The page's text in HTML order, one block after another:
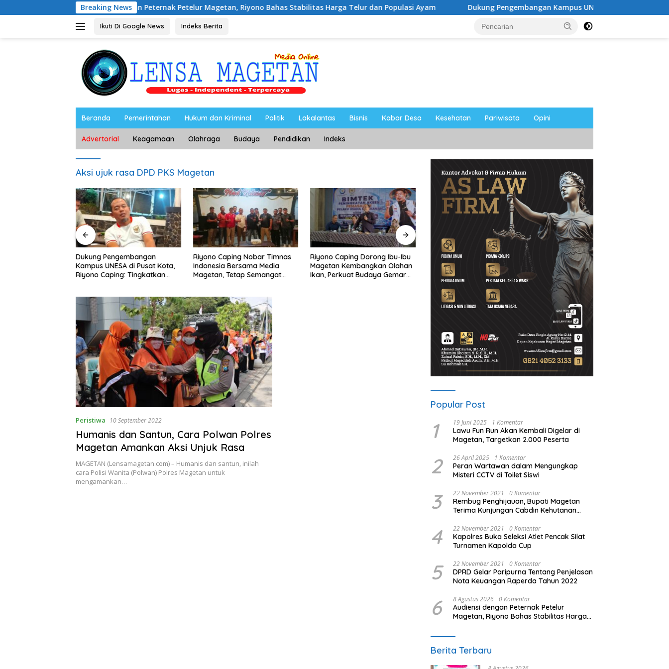
ke
Breaking News
Audiensi dengan Peternak Petelur Magetan, Riyono Bahas Stabilitas Harga Telur dan Populasi Ayam Dukung Pengembangan Kampus UNESA di Pusat Kota, Riyono Caping:
Ikuti Di Google News Indeks Berita
Beranda Pemerintahan Hukum dan Kriminal Politik Lakalantas Bisnis Kabar Desa Kesehatan Pariwisata Opini
Advertorial Keagamaan Olahraga Budaya Pendidikan Indeks
Aksi ujuk rasa DPD PKS Magetan
Dukung Pengembangan
Kampus UNESA di Pusat Kota,
Riyono Caping: Tingkatkan
Riyono Caping Nobar Timnas
Indonesia Bersama Media
Magetan, Tetap Semangat
Riyono Caping Dorong Ibu-Ibu
Magetan Kembangkan Olahan
Ikan, Perkuat Budaya Gemar
Ahmad Setiawan Kenang M.
Sholeh: Pejuang Keadilan “No
Viral No Justice” Telah
Berpulang
Lewat Program Desa BRILiaN,
BRI Magetan Dorong Desa
Wates Berprestasi
Peristiwa 10 September 2022
Humanis dan Santun, Cara Polwan Polres
Magetan Amankan Aksi Unjuk Rasa
MAGETAN (Lensamagetan.com) – Humanis dan santun, inilah
cara Polisi Wanita (Polwan) Polres Magetan untuk
mengamankan…
Popular Post
1 19 Juni 2025 1 Komentar
Lawu Fun Run Akan Kembali Digelar di
Magetan, Targetkan 2.000 Peserta
2 26 April 2025 1 Komentar
Peran Wartawan dalam Mengungkap
Misteri CCTV di Toilet Siswi
3 22 November 2021 0 Komentar
Rembug Penghijauan, Bupati Magetan
Terima Kunjungan Cabdin Kehutanan
4 22 November 2021 0 Komentar
Kapolres Buka Seleksi Atlet Pencak Silat
Turnamen Kapolda Cup
5 22 November 2021 0 Komentar
DPRD Gelar Paripurna Tentang Penjelasan
Nota Keuangan Raperda Tahun 2022
6 8 Agustus 2026 0 Komentar
Audiensi dengan Peternak Petelur
Magetan, Riyono Bahas Stabilitas Harga
Berita Terbaru